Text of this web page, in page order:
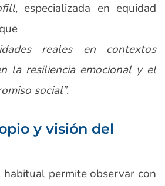
, especializada en equidad
reales en contextos
la resiliencia emocional y el
social”.
y visión del
permite observar con